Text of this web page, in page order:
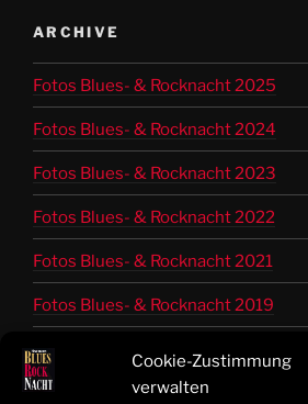
Cookie-Zustimmung
verwalten
ARCHIVE
Fotos Blues- & Rocknacht 2025
Fotos Blues- & Rocknacht 2024
Fotos Blues- & Rocknacht 2023
Fotos Blues- & Rocknacht 2022
Fotos Blues- & Rocknacht 2021
Fotos Blues- & Rocknacht 2019
Fotos Blues- & Rocknacht 2018
Fotos Blues- & Rocknacht 2017